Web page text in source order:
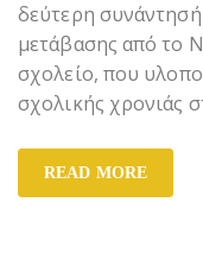
δεύτερη
μετάβασης από το
σχολείο, που
σχολικής χρονιάς
READ MORE